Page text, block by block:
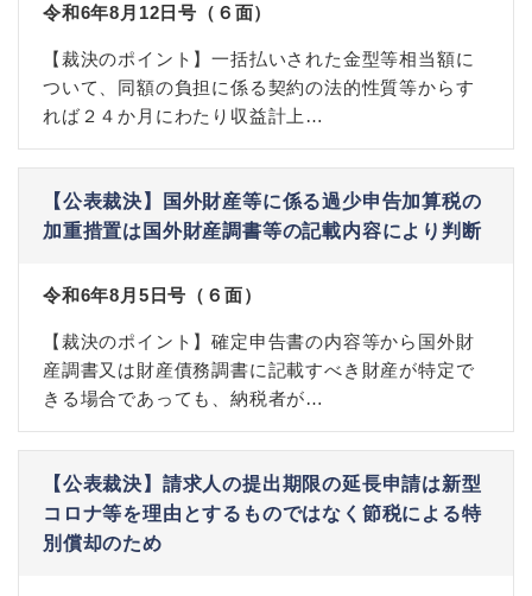
令和6年8月12日号（６面）
【裁決のポイント】一括払いされた金型等相当額に
ついて、同額の負担に係る契約の法的性質等からす
れば２４か月にわたり収益計上…
【公表裁決】国外財産等に係る過少申告加算税の
加重措置は国外財産調書等の記載内容により判断
令和6年8月5日号（６面）
【裁決のポイント】確定申告書の内容等から国外財
産調書又は財産債務調書に記載すべき財産が特定で
きる場合であっても、納税者が…
【公表裁決】請求人の提出期限の延長申請は新型
コロナ等を理由とするものではなく節税による特
別償却のため